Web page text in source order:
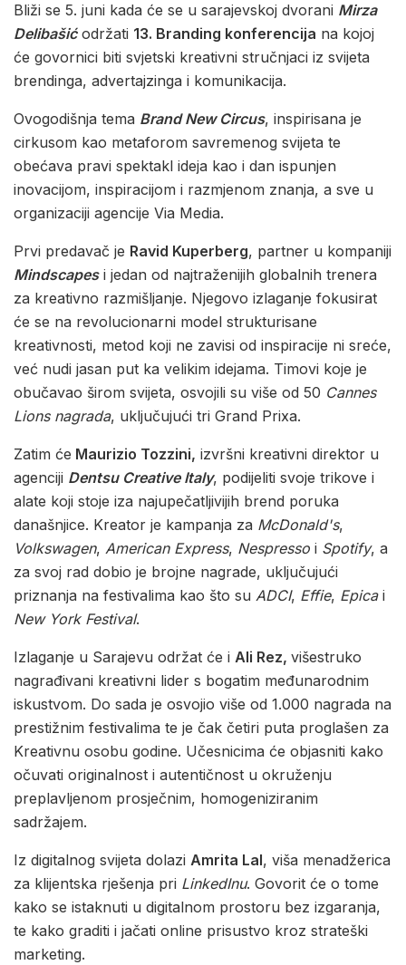
Bliži se 5. juni kada će se u sarajevskoj dvorani Mirza
Delibašićodržati 13. Branding konferencija na kojoj
će govornici biti svjetski kreativni stručnjaci iz svijeta
brendinga, advertajzinga i komunikacija.
Ovogodišnja tema Brand New Circus, inspirisana je
cirkusom kao metaforom savremenog svijeta te
obećava pravi spektakl ideja kao i dan ispunjen
inovacijom, inspiracijom i razmjenom znanja, a sve u
organizaciji agencije Via Media.
Prvi predavač je Ravid Kuperberg, partner u kompaniji
Mindscapesi jedan od najtraženijih globalnih trenera
za kreativno razmišljanje. Njegovo izlaganje fokusirat
će se na revolucionarni model strukturisane
kreativnosti, metod koji ne zavisi od inspiracije ni sreće,
već nudi jasan put ka velikim idejama. Timovi koje je
obučavao širom svijeta, osvojili su više od 50 Cannes
Lions nagrada, uključujući tri Grand Prixa.
Zatim će Maurizio Tozzini, izvršni kreativni direktor u
agenciji Dentsu Creative Italy, podijeliti svoje trikove i
alate koji stoje iza najupečatljivijih brend poruka
današnjice. Kreator je kampanja za McDonald's,
Volkswagen, American Express, Nespresso i Spotify, a
za svoj rad dobio je brojne nagrade, uključujući
priznanja na festivalima kao što su ADCI, Effie, Epicai
New York Festival.
Izlaganje u Sarajevu održat će i Ali Rez, višestruko
nagrađivani kreativni lider s bogatim međunarodnim
iskustvom. Do sada je osvojio više od 1.000 nagrada na
prestižnim festivalima te je čak četiri puta proglašen za
Kreativnu osobu godine. Učesnicima će objasniti kako
očuvati originalnost i autentičnost u okruženju
preplavljenom prosječnim, homogeniziranim
sadržajem.
Iz digitalnog svijeta dolazi Amrita Lal, viša menadžerica
za klijentska rješenja pri LinkedInu. Govorit će o tome
kako se istaknuti u digitalnom prostoru bez izgaranja,
te kako graditi i jačati online prisustvo kroz strateški
marketing.